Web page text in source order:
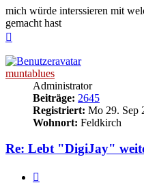
mich würde interssieren mit
gemacht hast
muntablues
Administrator
Beiträge: 2645
Registriert: Mo 29. Sep
Wohnort: Feldkirch
Re: Lebt "DigiJay"